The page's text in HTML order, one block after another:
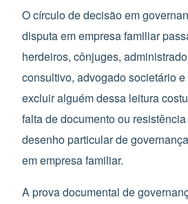
O círculo de decisão em
disputa em empresa familiar
herdeiros, cônjuges,
consultivo, advogado societário
excluir alguém dessa leitura
falta de documento ou
desenho particular de
em empresa familiar.
A prova documental de